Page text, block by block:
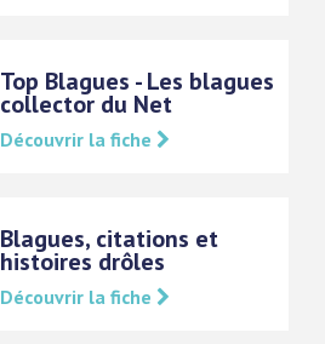
Top Blagues - Les blagues
collector du Net
Découvrir la fiche
Blagues, citations et
histoires drôles
Découvrir la fiche